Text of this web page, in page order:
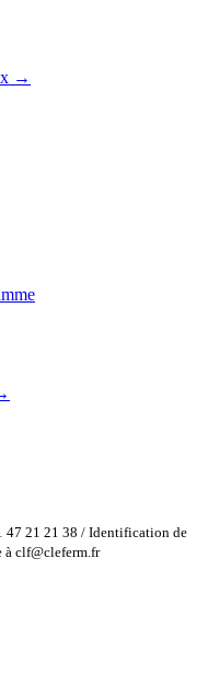
→
47 21 21 38 / Identification de
à clf@cleferm.fr